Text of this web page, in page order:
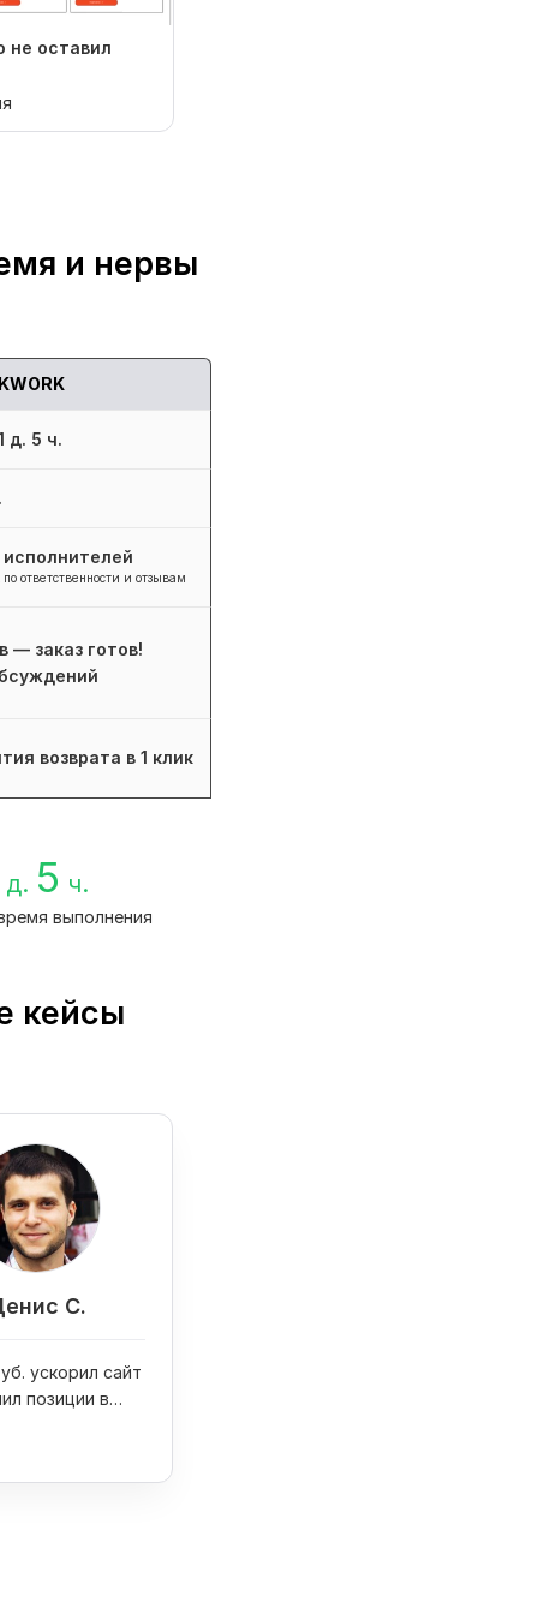
не оставил
и нервы
д. 5 ч.
ответственности и отзывам
— заказ готов!
возврата в 1 клик
5 ч.
выполнения
кейсы
С.
ускорил сайт
позиции в